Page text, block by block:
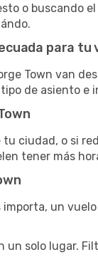
o buscando
para tu
Town van
de asiento
ciudad, o si
tener más
un
un solo lugar.